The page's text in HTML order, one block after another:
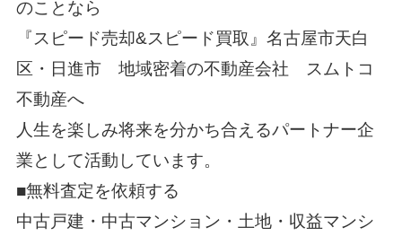
のことなら
『スピード売却&スピード買取』名古屋市天白
区・日進市 地域密着の不動産会社
スムトコ
不動産へ
人生を楽しみ将来を分かち合えるパートナー企
業として活動しています。
■無料査定を依頼する
中古戸建・中古マンション・土地・収益マンシ